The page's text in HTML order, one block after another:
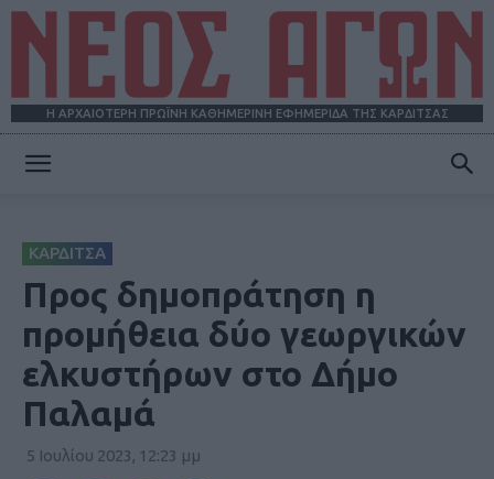
Η ΑΡΧΑΙΟΤΕΡΗ ΠΡΩΪΝΗ ΚΑΘΗΜΕΡΙΝΗ ΕΦΗΜΕΡΙΔΑ ΤΗΣ ΚΑΡΔΙΤΣΑΣ
ΚΑΡΔΙΤΣΑ
Προς δημοπράτηση η
προμήθεια δύο γεωργικών
ελκυστήρων στο Δήμο
Παλαμά
5 Ιουλίου 2023, 12:23 μμ